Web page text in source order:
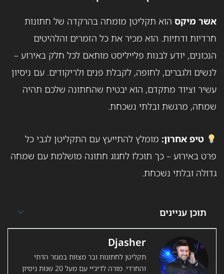
אשר מיקס הוא תקליטן מומחה בהרקדה של חתונות
חרדיות ודתיות. הוא מכיר את כל הזמרים והלהיטים
הנכונים, יודע לבנות פלייליסט מותאם לכל חלק באירוע –
לנשים ולגברים, לחופה, לקבלת פנים ולריקודים. עם ניסיון
עשיר וציוד מתקדם, הוא יבטיח שהחתונה שלכם תהיה
שמחה, מרגשת ובלתי נשכחת.
טיפ אחרון: מומלץ להתייעץ עם התקליטן לגבי כל
פרט באירוע – כך תוכלו לחגוג חתונה מושלמת עם שמחה
גדולה ובלתי נשכחת.
תוכן עניינים
Djasher
תקליטן לחתונות ובר מצוות במגזר הדתי
והחרדי. מורה לדיג’יי עם מעל 20 שנות ניסיון